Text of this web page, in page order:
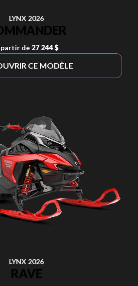
LYNX 2026
de 27 244 $
CE MODÈLE
LYNX 2026
RAVE